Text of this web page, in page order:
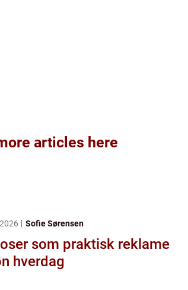
articles here
Sofie Sørensen
som praktisk reklame
hverdag